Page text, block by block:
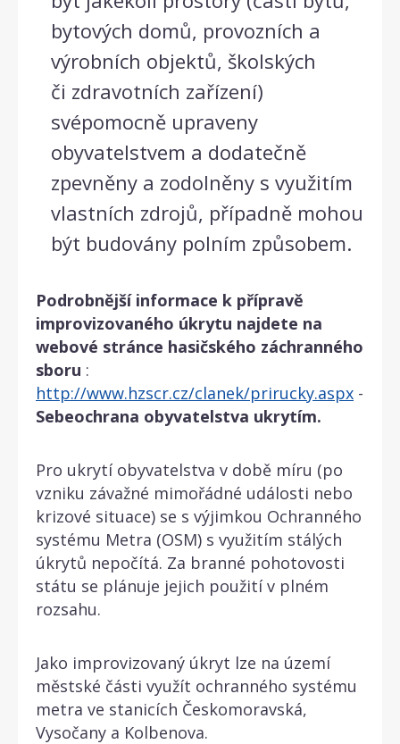
bytových domů, provozních a
výrobních objektů, školských
či zdravotních zařízení)
svépomocně upraveny
obyvatelstvem a dodatečně
zpevněny a zodolněny s využitím
vlastních zdrojů, případně mohou
být budovány polním způsobem.
Podrobnější informace k přípravě
improvizovaného úkrytu najdete na
webové stránce hasičského záchranného
sboru :
http://www.hzscr.cz/clanek/prirucky.aspx -
Sebeochrana obyvatelstva ukrytím.
Pro ukrytí obyvatelstva v době míru (po
vzniku závažné mimořádné události nebo
krizové situace) se s výjimkou Ochranného
systému Metra (OSM) s využitím stálých
úkrytů nepočítá. Za branné pohotovosti
státu se plánuje jejich použití v plném
rozsahu.
Jako improvizovaný úkryt lze na území
městské části využít ochranného systému
metra ve stanicích Českomoravská,
Vysočany a Kolbenova.